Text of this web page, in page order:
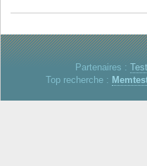
Partenaires :
Top recherche :